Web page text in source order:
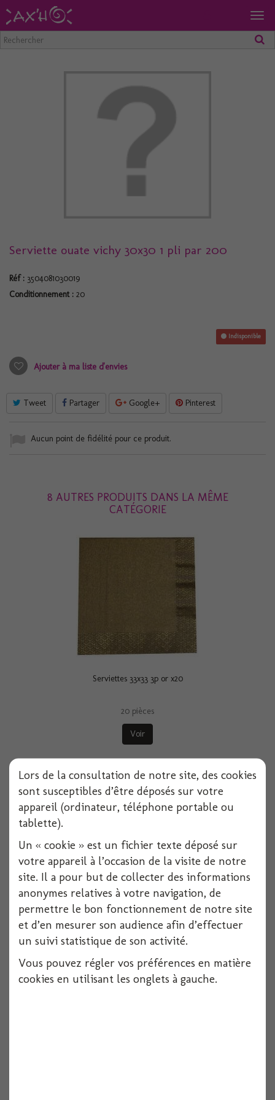
Serviette ouate vichy 30x30 1 pli par 200
Réf : 3504081030019
Conditionnement : 20
Indisponible
Ajouter à ma liste d'envies
Tweet Partager Google+ Pinterest
Aucun point de fidélité pour ce produit.
8 AUTRES PRODUITS DANS LA MÊME
CATÉGORIE
Serviettes 33x33 3p or x20
20 pièces
Voir
Serviette usa 33x33xcm x16
Voir
Lors de la consultation de notre site, des cookies
sont susceptibles d’être déposés sur votre
appareil (ordinateur, téléphone portable ou
tablette).
Un « cookie » est un fichier texte déposé sur
votre appareil à l’occasion de la visite de notre
site. Il a pour but de collecter des informations
anonymes relatives à votre navigation, de
permettre le bon fonctionnement de notre site
et d’en mesurer son audience afin d’effectuer
un suivi statistique de son activité.
Vous pouvez régler vos préférences en matière
cookies en utilisant les onglets à gauche.